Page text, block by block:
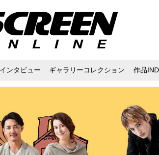
インタビュー ギャラリーコレクション 作品